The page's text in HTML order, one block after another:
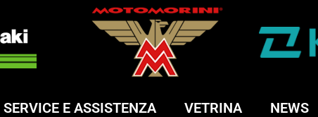
SERVICE E ASSISTENZA VETRINA NEWS